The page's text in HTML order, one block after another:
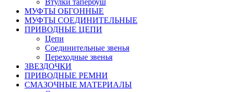
Втулки тапербуш
МУФТЫ ОБГОННЫЕ
МУФТЫ СОЕДИНИТЕЛЬНЫЕ
ПРИВОДНЫЕ ЦЕПИ
Цепи
Соединительные звенья
Переходные звенья
ЗВЕЗДОЧКИ
ПРИВОДНЫЕ РЕМНИ
СМАЗОЧНЫЕ МАТЕРИАЛЫ